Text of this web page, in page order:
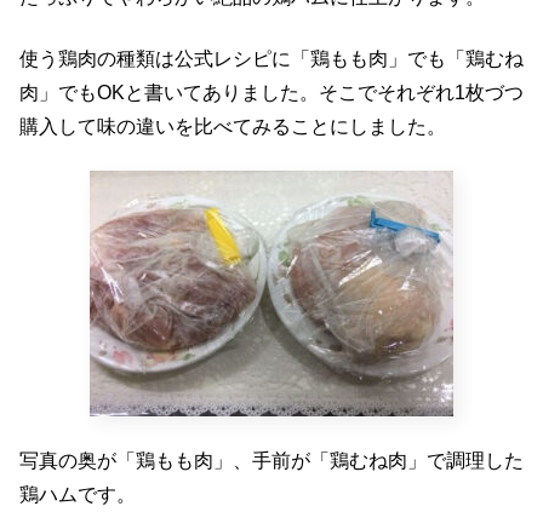
使う鶏肉の種類は公式レシピに「鶏もも肉」でも「鶏むね
肉」でもOKと書いてありました。そこでそれぞれ1枚づつ
購入して味の違いを比べてみることにしました。
写真の奥が「鶏もも肉」、手前が「鶏むね肉」で調理した
鶏ハムです。